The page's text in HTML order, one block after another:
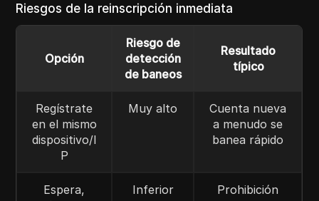
Riesgos de la reinscripción inmediata
Opción
Riesgo de
detección
de baneos
Resultado
típico
Regístrate
en el mismo
dispositivo/I
P
Muy alto
Cuenta nueva
a menudo se
banea rápido
Espera,
Inferior
Prohibición